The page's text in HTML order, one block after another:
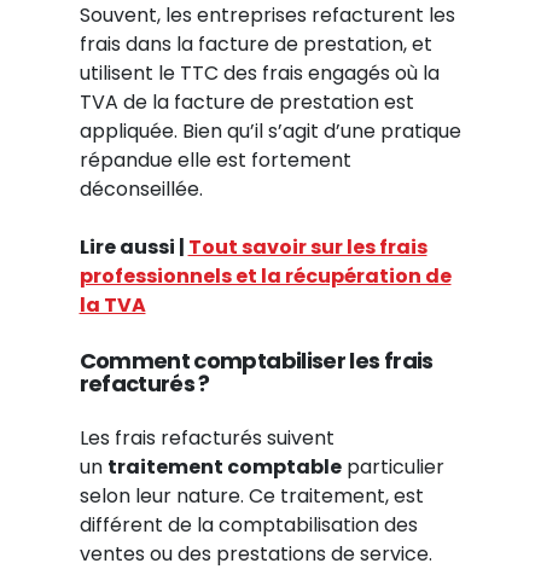
Souvent, les entreprises refacturent les
frais dans la facture de prestation, et
utilisent le TTC des frais engagés où la
TVA de la facture de prestation est
appliquée. Bien qu’il s’agit d’une pratique
répandue elle est fortement
déconseillée.
Lire aussi | Tout savoir sur les frais
professionnels et la récupération de
la TVA
Comment comptabiliser les frais
refacturés ?
Les frais refacturés suivent
un traitement comptableparticulier
selon leur nature. Ce traitement, est
différent de la comptabilisation des
ventes ou des prestations de service.